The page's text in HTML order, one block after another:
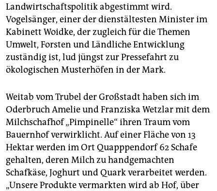
Landwirtschaftspolitik abgestimmt wird.
Vogelsänger, einer der dienstältesten Minister im
Kabinett Woidke, der zugleich für die Themen
Umwelt, Forsten und Ländliche Entwicklung
zuständig ist, lud jüngst zur Pressefahrt zu
ökologischen Musterhöfen in der Mark.
Weitab vom Trubel der Großstadt haben sich im
Oderbruch Amelie und Franziska Wetzlar mit dem
Milchschafhof „Pimpinelle“ ihren Traum vom
Bauernhof verwirklicht. Auf einer Fläche von 13
Hektar werden im Ort Quapppendorf 62 Schafe
gehalten, deren Milch zu handgemachten
Schafkäse, Joghurt und Quark verarbeitet werden.
„Unsere Produkte vermarkten wird ab Hof, über